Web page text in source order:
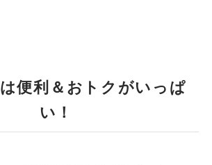
は便利＆おトクがいっぱ
い！